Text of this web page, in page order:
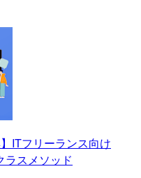
ITフリーランス向け
ラスメソッド